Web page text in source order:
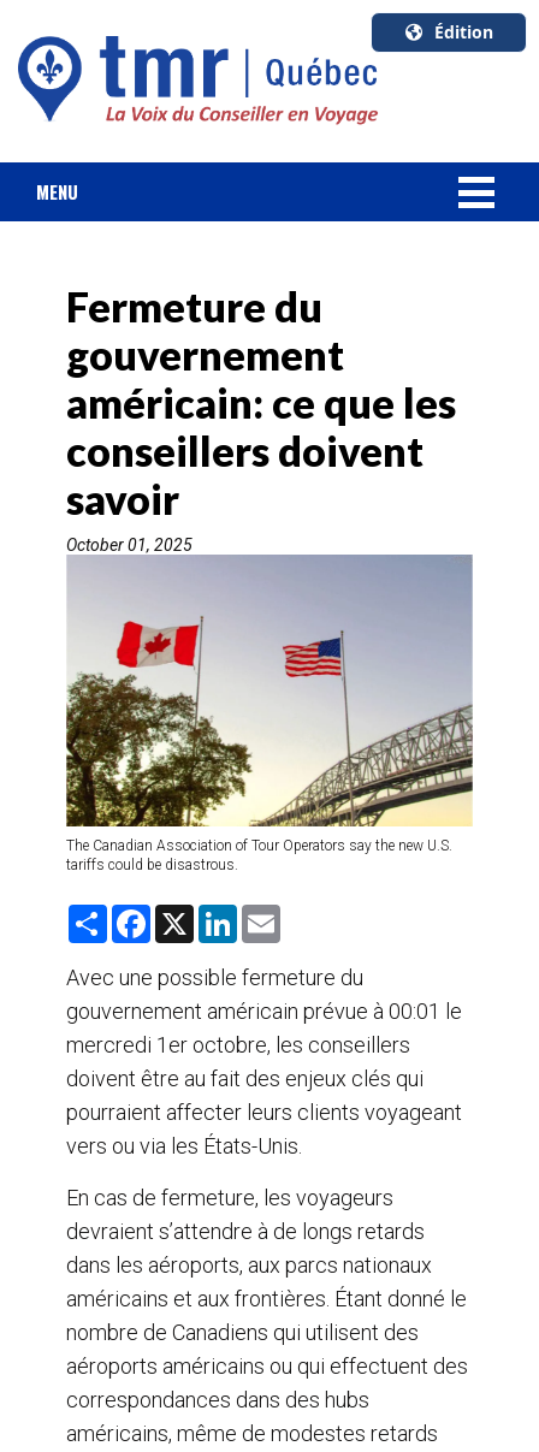
Édition
U.S.A.
English
Canada
MENU
FORFAIT VACANCES
CROISIÈRES
HOTELS & RESORTS
DESTINATIONS
FORMATION & RESSOURCES
Fermeture du
gouvernement
américain: ce que les
conseillers doivent
savoir
October 01, 2025
The Canadian Association of Tour Operators say the new U.S.
tariffs could be disastrous.
S
r
e
F
e
b
o
k
X
L
k
e
d
n
i
l
Avec une possible fermeture du
gouvernement américain prévue à 00:01 le
mercredi 1er octobre, les conseillers
doivent être au fait des enjeux clés qui
pourraient affecter leurs clients voyageant
vers ou via les États-Unis.
En cas de fermeture, les voyageurs
devraient s’attendre à de longs retards
dans les aéroports, aux parcs nationaux
américains et aux frontières. Étant donné le
nombre de Canadiens qui utilisent des
aéroports américains ou qui effectuent des
correspondances dans des hubs
américains, même de modestes retards